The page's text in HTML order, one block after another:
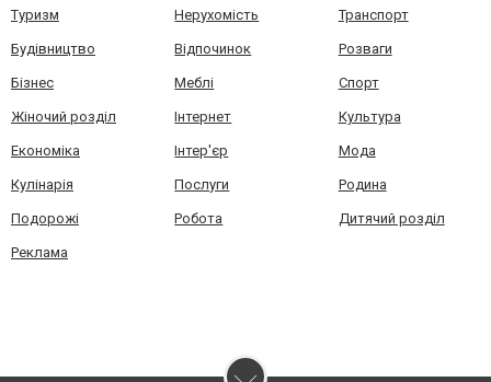
Туризм Нерухомість Транспорт
Будівництво Відпочинок Розваги
Бізнес Меблі Спорт
Жіночий розділ Інтернет Культура
Економіка Інтер'єр Мода
Кулінарія Послуги Родина
Подорожі Робота Дитячий розділ
Реклама